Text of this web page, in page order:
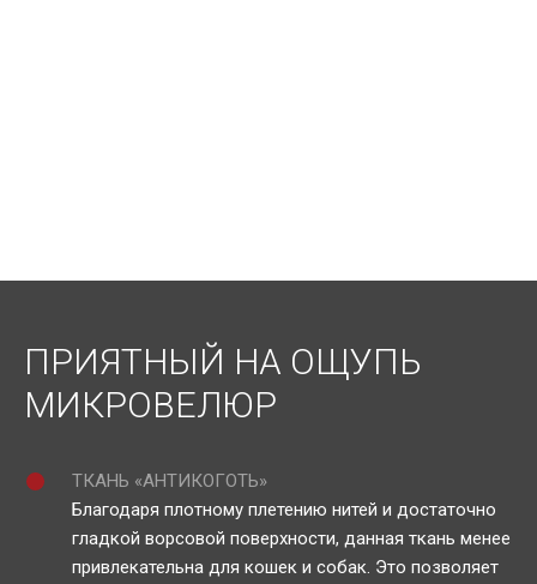
ПРИЯТНЫЙ НА ОЩУПЬ
МИКРОВЕЛЮР
ТКАНЬ «АНТИКОГОТЬ»
Благодаря плотному плетению нитей и достаточно
гладкой ворсовой поверхности, данная ткань менее
привлекательна для кошек и собак. Это позволяет